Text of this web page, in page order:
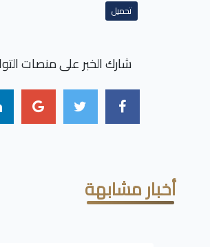
تحميل
شارك الخبر على منصات
أخبار مشابهة